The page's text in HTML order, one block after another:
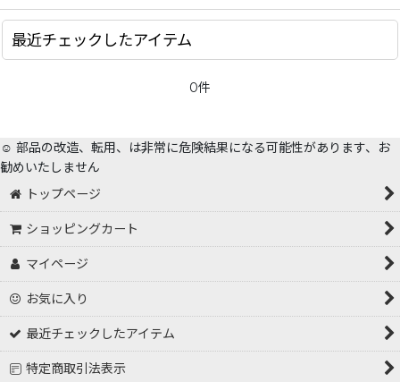
最近チェックしたアイテム
0件
☺️ 部品の改造、転用、は非常に危険結果になる可能性があります、お
勧めいたしません
トップページ
ショッピングカート
マイページ
お気に入り
最近チェックしたアイテム
特定商取引法表示